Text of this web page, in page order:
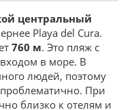
центральный
Playa del Cura.
760 м. Это пляж с
в море. В
людей, поэтому
При
близко к отелям и